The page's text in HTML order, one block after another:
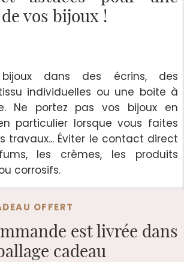
OFFERT
est livrée dans
cadeau
vos bijoux !
dans des écrins, des
individuelles ou une boite à
Ne portez pas vos bijoux en
particulier lorsque vous faites
travaux... Éviter le contact direct
les crèmes, les produits
corrosifs.